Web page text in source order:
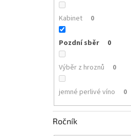
Kabinet 0
Pozdní sběr 0
Výběr z hroznů 0
jemné perlivé víno 0
Ročník